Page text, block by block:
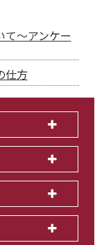
～アンケー
仕方